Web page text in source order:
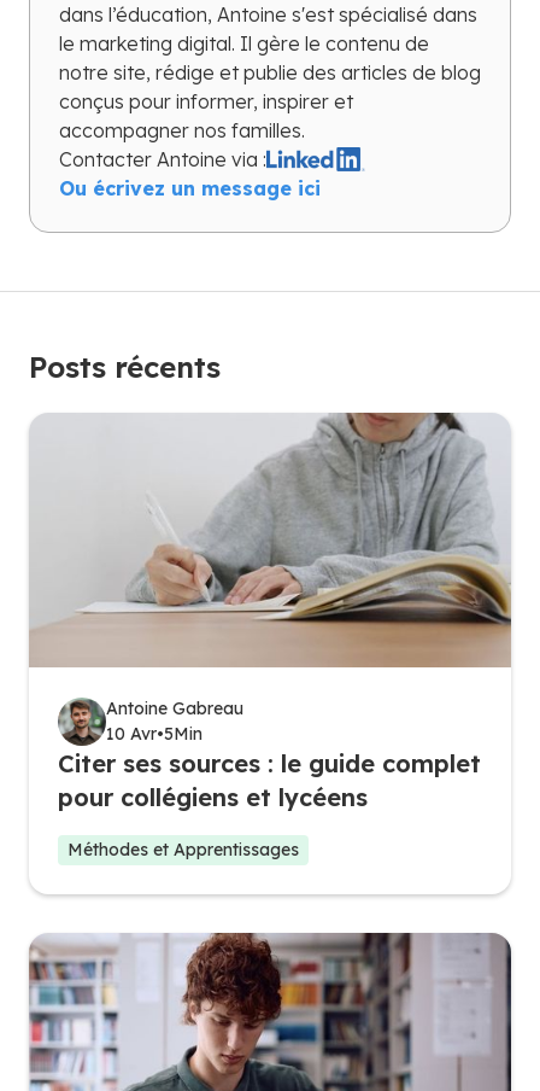
dans l’éducation, Antoine s'est spécialisé dans
le marketing digital. Il gère le contenu de
notre site, rédige et publie des articles de blog
conçus pour informer, inspirer et
accompagner nos familles.
Contacter Antoine via :
Ou écrivez un message ici
Posts récents
Antoine Gabreau
10 Avr•5Min
Citer ses sources : le guide complet
pour collégiens et lycéens
Méthodes et Apprentissages